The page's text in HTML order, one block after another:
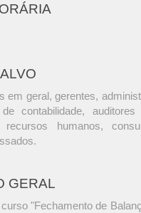
em geral, gerentes,
de contabilidade,
humanos,
GERAL
"Fechamento de